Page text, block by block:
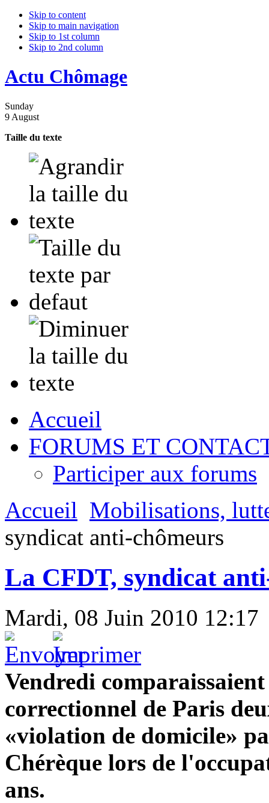
Skip to content
Skip to main navigation
Skip to 1st column
Skip to 2nd column
Actu Chômage
Sunday
9 August
Taille du texte
Accueil
FORUMS ET
Participer aux forums
Accueil Mobilisations,
syndicat anti-chômeurs
La CFDT, syndicat
Mardi, 08 Juin 2010 12:17
Vendredi
correctionnel de Paris
«violation de domicile»
Chérèque lors de
ans.